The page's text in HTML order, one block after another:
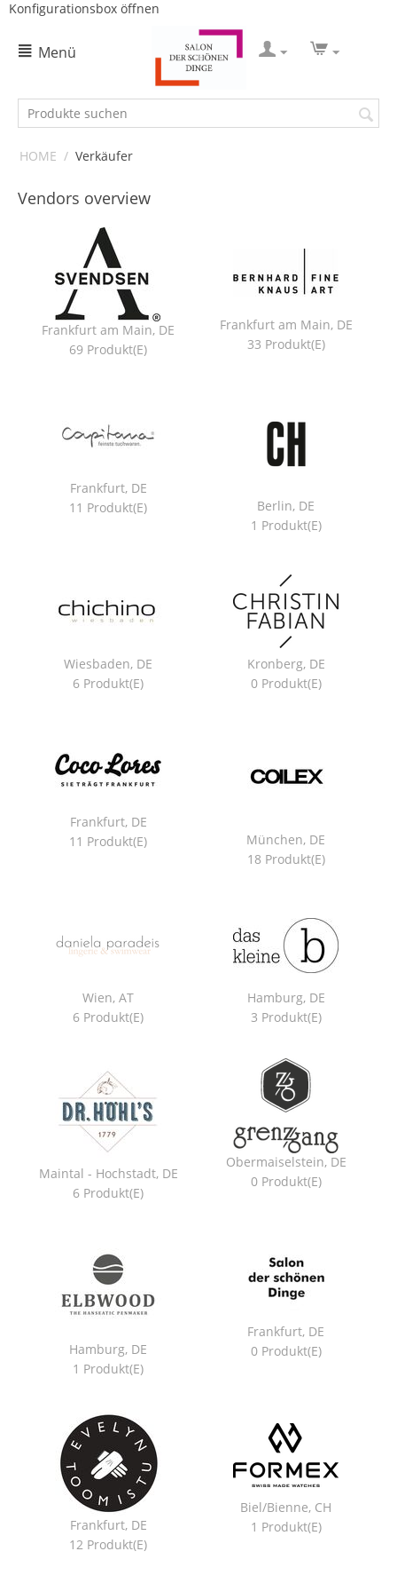
Konfigurationsbox öffnen
Menü
HOME / Verkäufer
Vendors overview
Frankfurt am Main, DE
69 Produkt(e)
Frankfurt am Main, DE
33 Produkt(e)
Frankfurt, DE
11 Produkt(e)
Berlin, DE
1 Produkt(e)
Wiesbaden, DE
6 Produkt(e)
Kronberg, DE
0 Produkt(e)
Frankfurt, DE
11 Produkt(e)
München, DE
18 Produkt(e)
Wien, AT
6 Produkt(e)
Hamburg, DE
3 Produkt(e)
Maintal - Hochstadt, DE
6 Produkt(e)
Obermaiselstein, DE
0 Produkt(e)
Hamburg, DE
1 Produkt(e)
Frankfurt, DE
0 Produkt(e)
Frankfurt, DE
12 Produkt(e)
Biel/Bienne, CH
1 Produkt(e)